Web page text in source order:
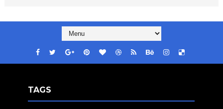
TAGS